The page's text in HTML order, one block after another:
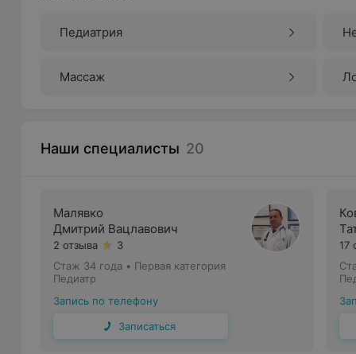
Педиатрия
Массаж
Наши специалисты 20
Малявко
Дмитрий Вацлавович
2 отзыва
3
Стаж 34 года • Первая категория
Педиатр
Запись по телефону
Записаться
17